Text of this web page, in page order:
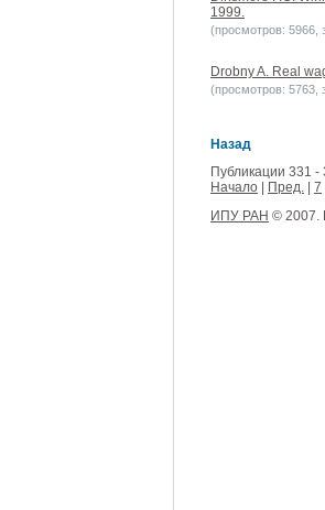
1999.
(просмотров: 5966,
Drobny A. Real
(просмотров: 5763,
Назад
Публикации 331 -
Начало
Пред.
7
ИПУ РАН © 2007.